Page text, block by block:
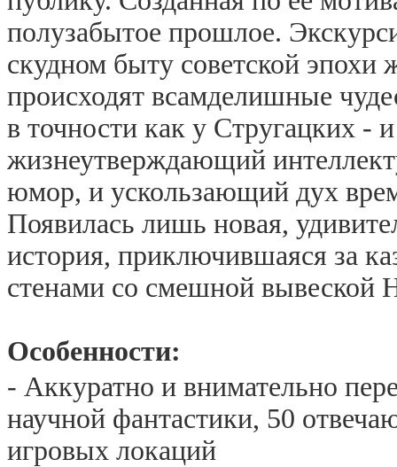
полузабытое прошлое.
скудном быту советской эпохи
происходят всамделишные
в точности как у Стругацких -
жизнеутверждающий
юмор, и ускользающий дух
Появилась лишь новая,
история, приключившаяся за
стенами со смешной
Особенности:
- Аккуратно и внимательно
научной фантастики, 50
игровых локаций